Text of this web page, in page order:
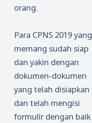
orang.
Para CPNS 2019 yang
memang sudah siap
dan yakin dengan
dokumen-dokumen
yang telah disiapkan
dan telah mengisi
formulir dengan baik